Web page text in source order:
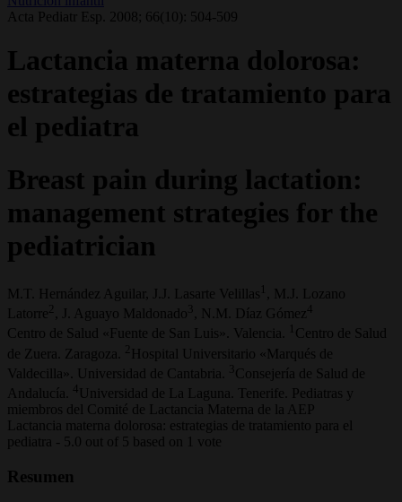
Acta Pediatr Esp. 2008; 66(10): 504-509
Lactancia materna dolorosa:
estrategias de tratamiento para
el pediatra
Breast pain during lactation:
management strategies for the
pediatrician
M.T. Hernández Aguilar, J.J. Lasarte Velillas 1
, M.J. Lozano
Latorre
, J. Aguayo Maldonado 3 , N.M. Díaz Gómez4
Centro de Salud «Fuente de San Luis». Valencia. 1 Centro de Salud
de Zuera. Zaragoza.
Hospital Universitario «Marqués de
Valdecilla». Universidad de Cantabria.
3Consejería de Salud de
Andalucía.
4 Universidad de La Laguna. Tenerife. Pediatras y
miembros del Comité de Lactancia Materna de la AEP
Lactancia materna dolorosa: estrategias de tratamiento para el
pediatra - 5.0 out of 5 based on 1 vote
Resumen